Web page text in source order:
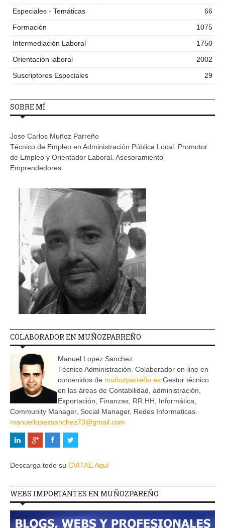
Especiales - Temáticas
66
Formación
1075
Intermediación Laboral
1750
Orientación laboral
2002
Suscriptores Especiales
29
SOBRE MÍ
Jose Carlos Muñoz Parreño
Técnico de Empleo en Administración Pública Local. Promotor
de Empleo y Orientador Laboral. Asesoramiento
Emprendedores
COLABORADOR EN MUÑOZPARREÑO
Manuel Lopez Sanchez.
Técnico Administración. Colaborador on-line en
contenidos de muñozparreño.es Gestor técnico
en las áreas de Contabilidad, administración,
Exportación, Finanzas, RR.HH, Informática,
Community Manager, Social Manager, Redes Informaticas.
manuellopezsanchez73@gmail.com
Descarga todo su CVITAE Aquí
WEBS IMPORTANTES EN MUÑOZPAREÑO